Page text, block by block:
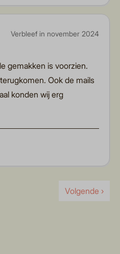
Verbleef in november 2024
gemakken is voorzien.
Ook de mails
konden wij erg
Volgende ›